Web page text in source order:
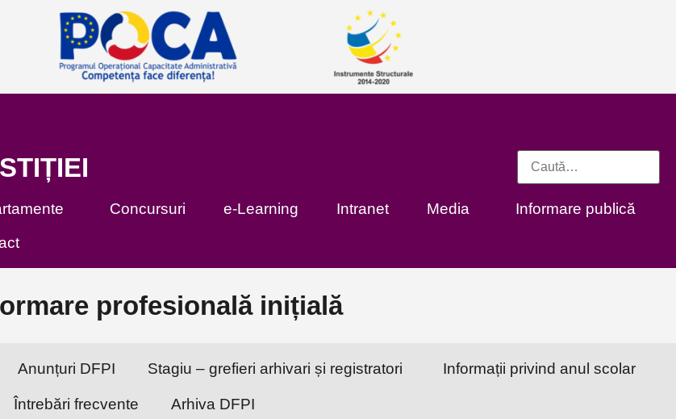
Concursuri e-Learning Intranet Media
Informare publică
profesională inițială
Anunțuri DFPI Stagiu – grefieri arhivari și registratori Informații privind anul scolar
Întrebări frecvente Arhiva DFPI